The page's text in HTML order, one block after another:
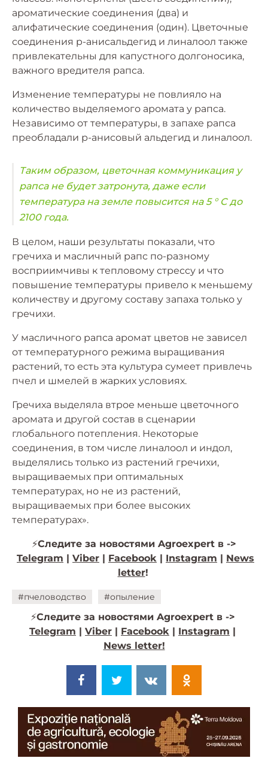
ароматические соединения (два) и
алифатические соединения (один). Цветочные
соединения p-анисальдегид и линалоол также
привлекательны для капустного долгоносика,
важного вредителя рапса.
Изменение температуры не повлияло на
количество выделяемого аромата у рапса.
Независимо от температуры, в запахе рапса
преобладали р-анисовый альдегид и линалоол.
Таким образом, цветочная коммуникация у
рапса не будет затронута, даже если
температура на земле повысится на 5 ° C до
2100 года.
В целом, наши результаты показали, что
гречиха и масличный рапс по-разному
восприимчивы к тепловому стрессу и что
повышение температуры привело к меньшему
количеству и другому составу запаха только у
гречихи.
У масличного рапса аромат цветов не зависел
от температурного режима выращивания
растений, то есть эта культура сумеет привлечь
пчел и шмелей в жарких условиях.
Гречиха выделяла втрое меньше цветочного
аромата и другой состав в сценарии
глобального потепления. Некоторые
соединения, в том числе линалоол и индол,
выделялись только из растений гречихи,
выращиваемых при оптимальных
температурах, но не из растений,
выращиваемых при более высоких
температурах».
⚡Следите за новостями Agroexpert в ->
Telegram
Viber Facebook Instagram
News
letter!
#пчеловодство #опыление
⚡️Следите за новостями Agroexpert в ->
Telegram
Viber Facebook Instagram
News letter!